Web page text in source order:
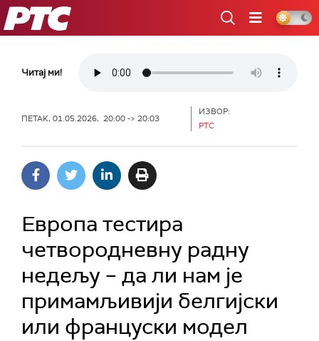
РТС
Читај ми!
ПЕТАК, 01.05.2026, 20:00 -> 20:03
ИЗВОР:
РТС
Европа тестира
четвородневну радну
недељу – да ли нам је
примамљивији белгијски
или француски модел